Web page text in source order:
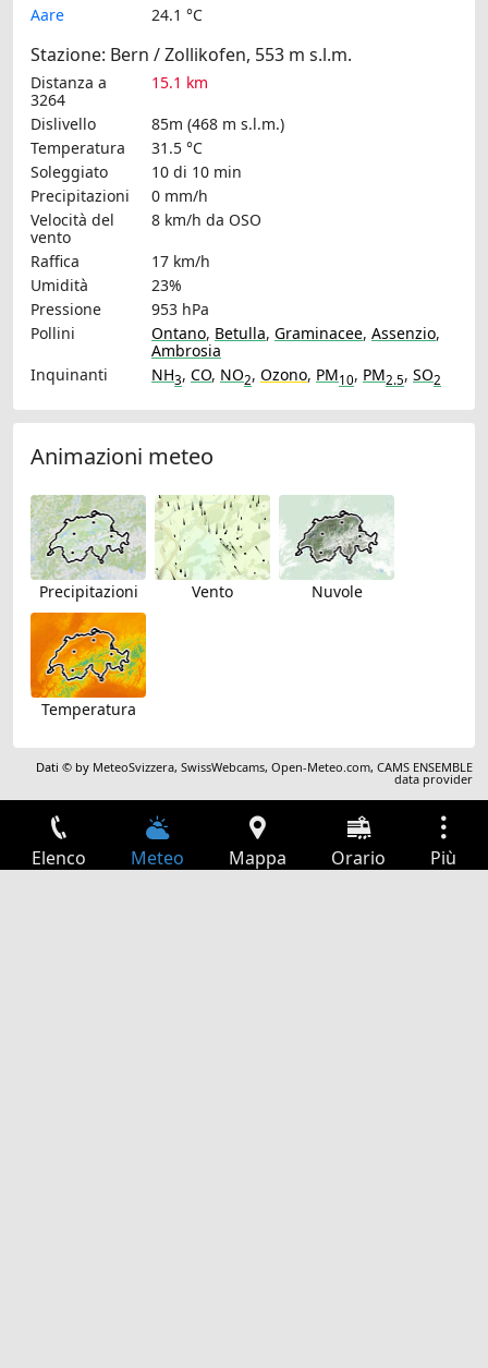
Aare 24.1 °C
Stazione: Bern / Zollikofen, 553 m s.l.m.
Distanza a
3264
15.1 km
Dislivello
85m (468 m s.l.m.)
Temperatura
31.5 °C
Soleggiato
10 di 10 min
Precipitazioni
0 mm/h
Velocità del
vento
8 km/h da OSO
Raffica
17 km/h
Umidità
23%
Pressione
953 hPa
Pollini
Ontano, Betulla, Graminacee, Assenzio,
Ambrosia
Inquinanti
NH3, CO, NO2, Ozono, PM10, PM2.5, SO2
Animazioni meteo
Precipitazioni Vento Nuvole
Temperatura
Dati © by MeteoSvizzera,SwissWebcams,Open-Meteo.com,CAMS ENSEMBLE
data provider
Elenco Meteo Mappa Orario Più